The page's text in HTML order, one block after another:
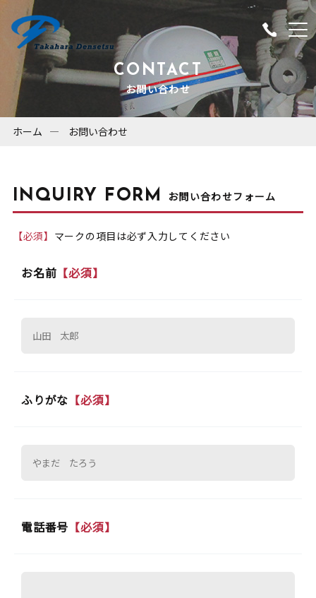
CONTACT
お問い合わせ
ホーム お問い合わせ
INQUIRY FORM お問い合わせフォーム
【必須】 マークの項目は必ず入力してください
お名前 【必須】
ふりがな 【必須】
電話番号 【必須】